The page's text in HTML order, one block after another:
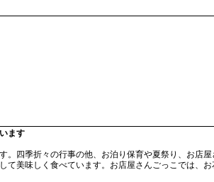
ます
四季折々の行事の他、お泊り保育や夏祭り、お店
美味しく食べています。お店屋さんごっこでは、